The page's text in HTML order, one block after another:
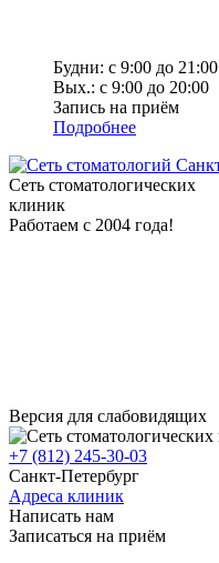
Будни: с 9:00 до 21:00
Вых.: с 9:00 до 20:00
Запись на приём
Подробнее
Сеть стоматологических
клиник
Работаем с 2004 года!
Версия для слабовидящих
+7 (812) 245-30-03
Санкт-Петербург
Адреса клиник
Написать нам
Записаться на приём